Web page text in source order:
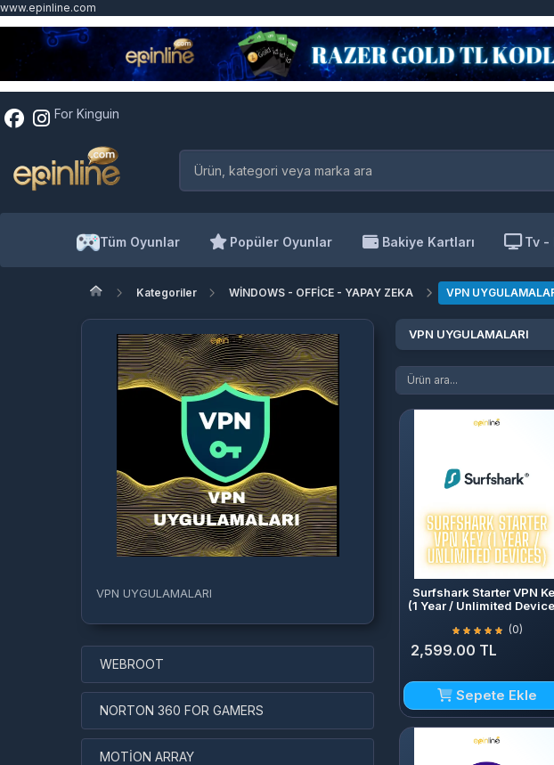
www.epinline.com
For Kinguin
Tüm Oyunlar Popüler Oyunlar Bakiye Kartları Tv -
Kategoriler WİNDOWS - OFFİCE - YAPAY ZEKA VPN
VPN UYGULAMALARI
WEBROOT
NORTON 360 FOR GAMERS
MOTİON ARRAY
VPN UYGULAMALARI
Surfshark Starter VPN
(1 Year / Unlimited
(0)
2,599.00 TL
Sepete Ekle